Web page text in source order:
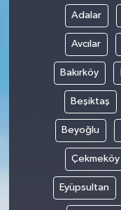
Adalar
Avcılar
Bakırköy
Beşiktaş
Beyoğlu
Çekmeköy
Eyüpsultan